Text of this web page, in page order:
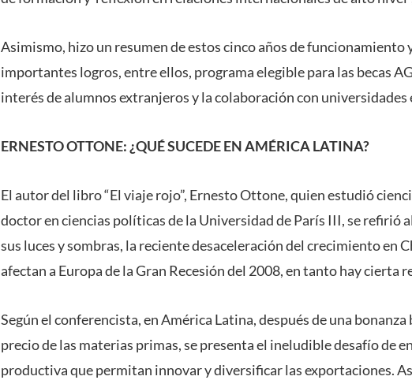
Asimismo, hizo un resumen de estos cinco años de funcionamiento
importantes logros, entre ellos, programa elegible para las becas
interés de alumnos extranjeros y la colaboración con
ERNESTO OTTONE: ¿QUÉ SUCEDE EN AMÉRICA LATINA?
El autor del libro “El viaje rojo”, Ernesto Ottone, quien estudió
doctor en ciencias políticas de la Universidad de París III, se refirió
sus luces y sombras, la reciente desaceleración del crecimiento en
afectan a Europa de la Gran Recesión del 2008, en tanto hay cierta
Según el conferencista, en América Latina, después de una
precio de las materias primas, se presenta el ineludible desafío de
productiva que permitan innovar y diversificar las exportaciones.